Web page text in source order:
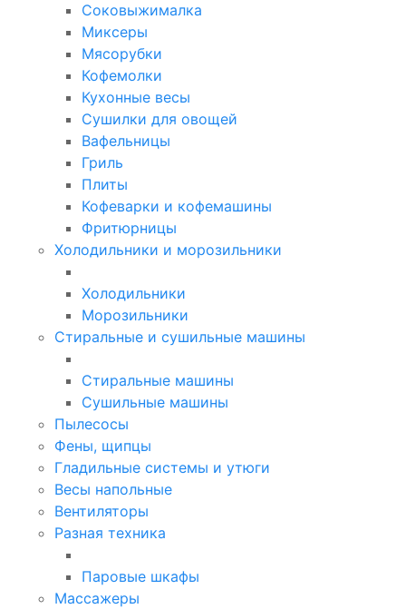
Соковыжималка
Миксеры
Мясорубки
Кофемолки
Кухонные весы
Сушилки для овощей
Вафельницы
Гриль
Плиты
Кофеварки и кофемашины
Фритюрницы
Холодильники и морозильники
Холодильники
Морозильники
Стиральные и сушильные машины
Стиральные машины
Сушильные машины
Пылесосы
Фены, щипцы
Гладильные системы и утюги
Весы напольные
Вентиляторы
Разная техника
Паровые шкафы
Массажеры